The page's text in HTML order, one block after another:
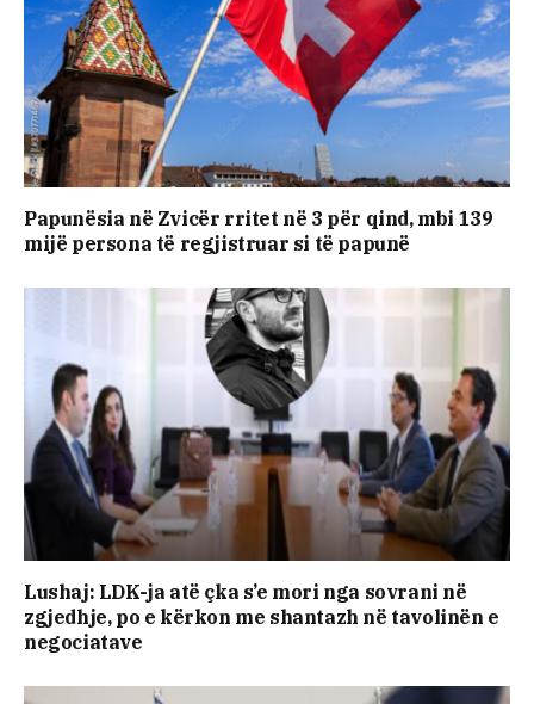
Papunësia në Zvicër rritet në 3 për qind, mbi 139
mijë persona të regjistruar si të papunë
Lushaj: LDK-ja atë çka s’e mori nga sovrani në
zgjedhje, po e kërkon me shantazh në tavolinën e
negociatave